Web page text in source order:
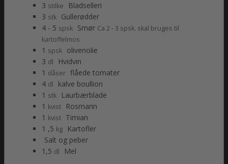
3 stilke
Bladselleri
3 stk Gullerødder
4 - 5 spsk Smør Ca 2 - 3 spsk. skal bruges til
kartoffelmos
1 spsk olivenolie
3 dl
Hvidvin
1 dåser flåede tomater
4 dl
kalve boullion
1 stk
Laurbærblade
1 kvist
Rosmarin
1 kvist Timian
1 ,5 kg
Kartofler
Salt og peber
1,5 dl
Mel